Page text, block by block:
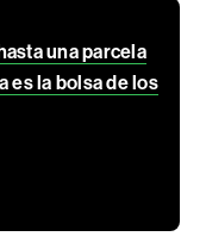
una parcela
es la bolsa de los